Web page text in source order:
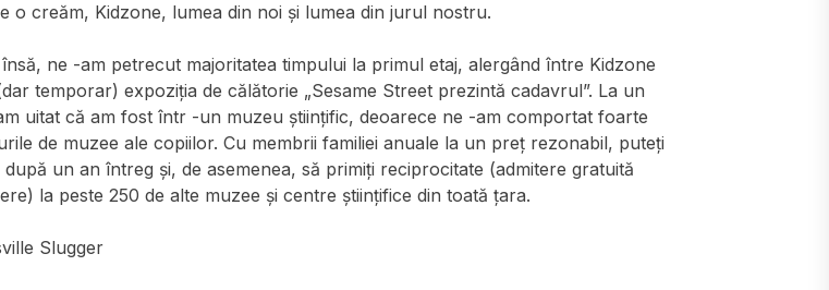
o creăm, Kidzone, lumea din noi și lumea din jurul nostru.
ne -am petrecut majoritatea timpului la primul etaj, alergând între Kidzone
temporar) expoziția de călătorie „Sesame Street prezintă cadavrul”. La un
uitat că am fost într -un muzeu științific, deoarece ne -am comportat foarte
de muzee ale copiilor. Cu membrii familiei anuale la un preț rezonabil, puteți
după un an întreg și, de asemenea, să primiți reciprocitate (admitere gratuită
la peste 250 de alte muzee și centre științifice din toată țara.
Slugger